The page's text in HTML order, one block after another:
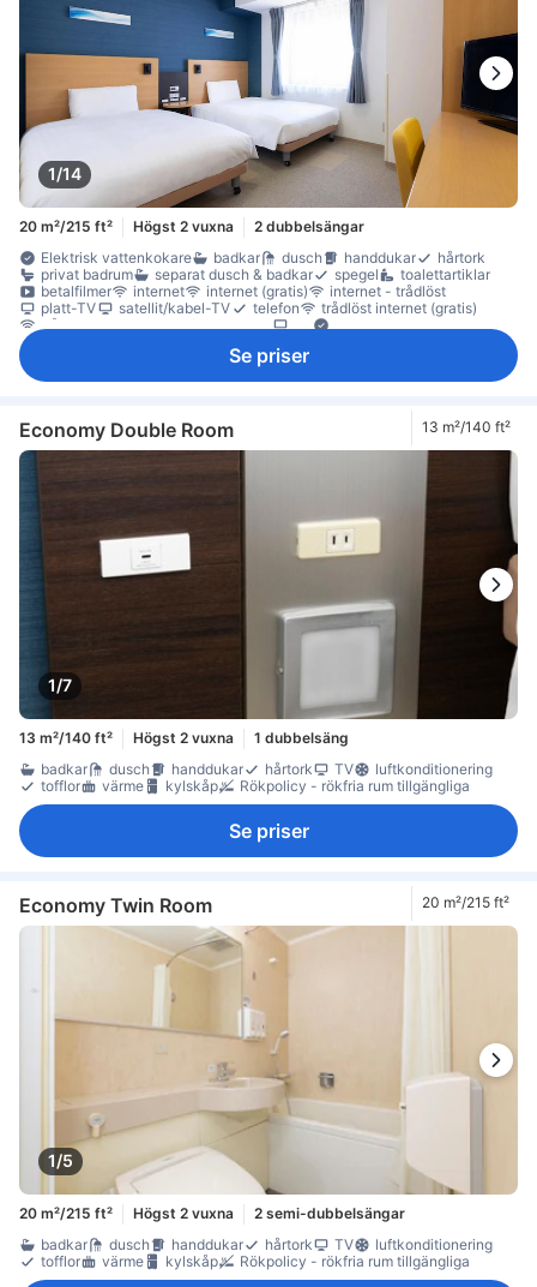
1/14
20 m²/215 ft² Högst 2 vuxna
2 dubbelsängar
Elektrisk vattenkokare
badkar dusch handdukar
hårtork
privat badrum
separat dusch & badkar spegel
toalettartiklar
betalfilmer
internet internet (gratis)
internet - trådlöst
platt-TV
satellit/kabel-TV telefon
trådlöst internet (gratis)
trådlöst internet - avgift tillkommer
väckarklocka
Se priser
Economy Double Room 13 m²/140 ft²
1/7
13 m²/140 ft² Högst 2 vuxna
1 dubbelsäng
badkar
dusch handdukar hårtork TV
luftkonditionering
tofflor
värme kylskåp Rökpolicy - rökfria rum tillgängliga
Se priser
Economy Twin Room 20 m²/215 ft²
1/5
20 m²/215 ft² Högst 2 vuxna
2 semi-dubbelsängar
badkar
dusch handdukar hårtork TV
luftkonditionering
tofflor
värme kylskåp Rökpolicy - rökfria rum tillgängliga